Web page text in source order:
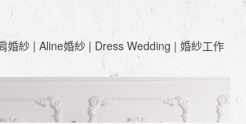
婚紗 | Aline婚紗 | Dress Wedding | 婚紗工作